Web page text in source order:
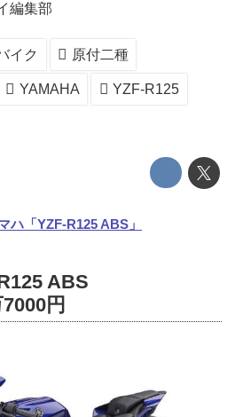
編集部
イク 原付二種
YAMAHA YZF-R125
「YZF-R125 ABS」
ABS
円